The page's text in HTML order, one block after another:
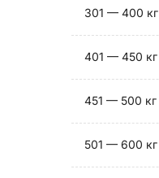
301 — 400 кг
401 — 450 кг
451 — 500 кг
501 — 600 кг